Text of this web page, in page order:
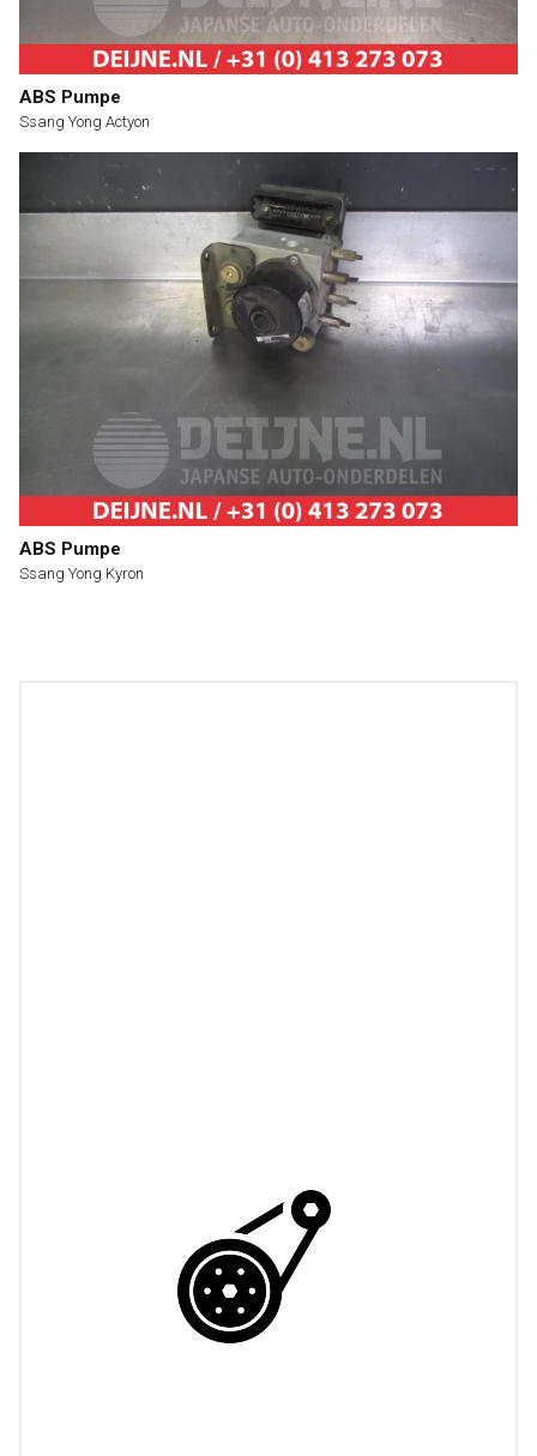
ABS Pumpe
Ssang Yong Actyon
ABS Pumpe
Ssang Yong Kyron